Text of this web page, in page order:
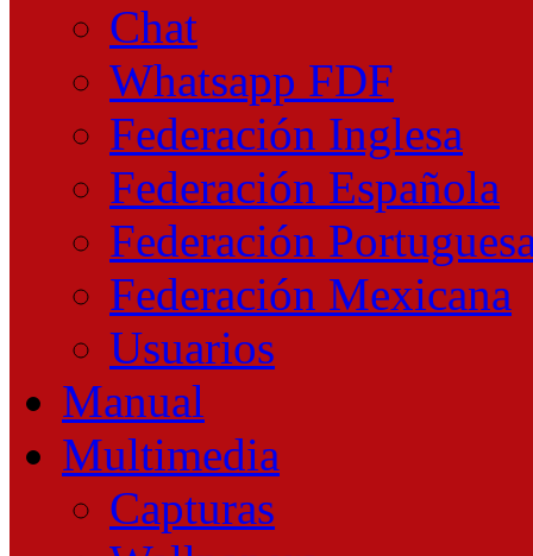
Chat
Whatsapp FDF
Federación Inglesa
Federación Española
Federación
Federación Mexicana
Usuarios
Manual
Multimedia
Capturas